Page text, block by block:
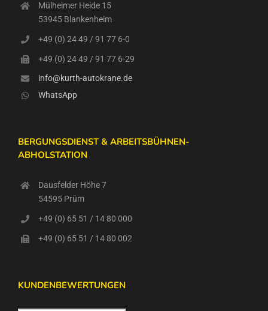
Mülheimer Heide 15
53945 Blankenheim
+49 (0) 24 49 / 91 77 6-0
+49 (0) 24 49 / 91 77 6-29
info@kurth-autokrane.de
WhatsApp
BERGUNGSDIENST & ARBEITSBÜHNEN-
ABHOLSTATION
Dausfelder Höhe 7
54595 Prüm
+49 (0) 65 51 / 14 80 000
+49 (0) 65 51 / 14 80 002
KUNDENBEWERTUNGEN